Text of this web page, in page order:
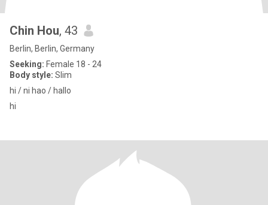
Chin Hou, 43
Berlin, Berlin, Germany
Seeking: Female 18 - 24
Body style: Slim
hi / ni hao / hallo
hi